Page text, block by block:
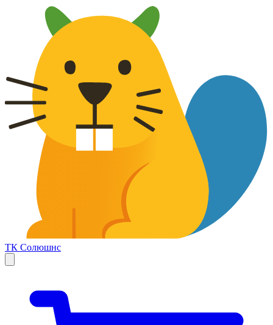
ТК Солюшнс